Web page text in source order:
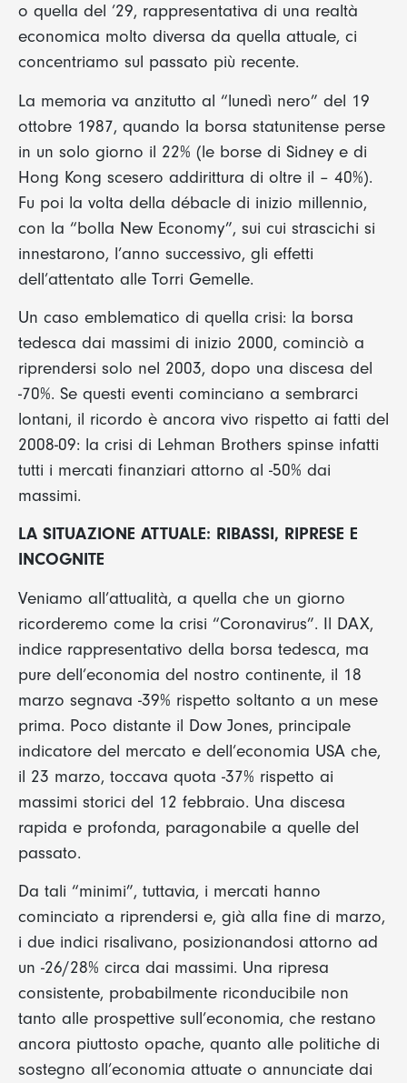
o quella del ’29, rappresentativa di una realtà
economica molto diversa da quella attuale, ci
concentriamo sul passato più recente.
La memoria va anzitutto al “lunedì nero” del 19
ottobre 1987, quando la borsa statunitense perse
in un solo giorno il 22% (le borse di Sidney e di
Hong Kong scesero addirittura di oltre il – 40%).
Fu poi la volta della débacle di inizio millennio,
con la “bolla New Economy”, sui cui strascichi si
innestarono, l’anno successivo, gli effetti
dell’attentato alle Torri Gemelle.
Un caso emblematico di quella crisi: la borsa
tedesca dai massimi di inizio 2000, cominciò a
riprendersi solo nel 2003, dopo una discesa del
-70%. Se questi eventi cominciano a sembrarci
lontani, il ricordo è ancora vivo rispetto ai fatti del
2008-09: la crisi di Lehman Brothers spinse infatti
tutti i mercati finanziari attorno al -50% dai
massimi.
LA SITUAZIONE ATTUALE: RIBASSI, RIPRESE E
INCOGNITE
Veniamo all’attualità, a quella che un giorno
ricorderemo come la crisi “Coronavirus”. Il DAX,
indice rappresentativo della borsa tedesca, ma
pure dell’economia del nostro continente, il 18
marzo segnava -39% rispetto soltanto a un mese
prima. Poco distante il Dow Jones, principale
indicatore del mercato e dell’economia USA che,
il 23 marzo, toccava quota -37% rispetto ai
massimi storici del 12 febbraio. Una discesa
rapida e profonda, paragonabile a quelle del
passato.
Da tali “minimi”, tuttavia, i mercati hanno
cominciato a riprendersi e, già alla fine di marzo,
i due indici risalivano, posizionandosi attorno ad
un -26/28% circa dai massimi. Una ripresa
consistente, probabilmente riconducibile non
tanto alle prospettive sull’economia, che restano
ancora piuttosto opache, quanto alle politiche di
sostegno all’economia attuate o annunciate dai